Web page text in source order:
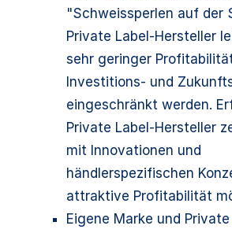
"Schweissperlen auf der
Private Label-Hersteller
sehr geringer
Investitions- und
eingeschränkt werden.
Private Label-Hersteller
mit Innovationen und
händlerspezifischen
attraktive Profitabilität
Eigene Marke und Private